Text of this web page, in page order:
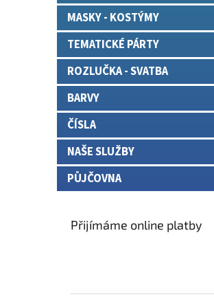
MASKY - KOSTÝMY
TEMATICKÉ PÁRTY
ROZLUČKA - SVATBA
BARVY
ČÍSLA
NAŠE SLUŽBY
PŮJČOVNA
Přijímáme online platby